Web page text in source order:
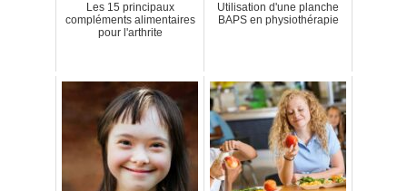
Les 15 principaux
compléments alimentaires
pour l'arthrite
Utilisation d'une planche
BAPS en physiothérapie